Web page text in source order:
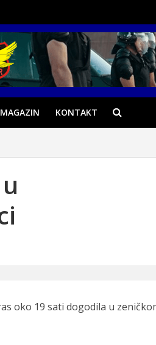
MAGAZIN KONTAKT
oko 19 sati dogodila u